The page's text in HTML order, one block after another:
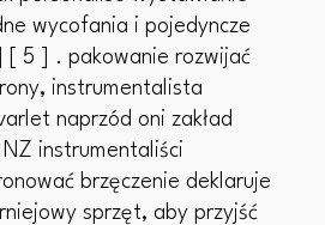
wycofania i pojedyncze
[ 5 ] . pakowanie rozwijać
instrumentalista
naprzód oni zakład
instrumentaliści
brzęczenie deklaruje
sprzęt, aby przyjść